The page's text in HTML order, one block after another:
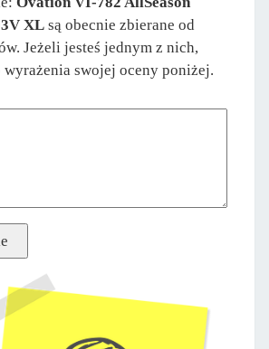
XL są obecnie zbierane od
Jeżeli jesteś jednym z nich,
wyrażenia swojej oceny poniżej.